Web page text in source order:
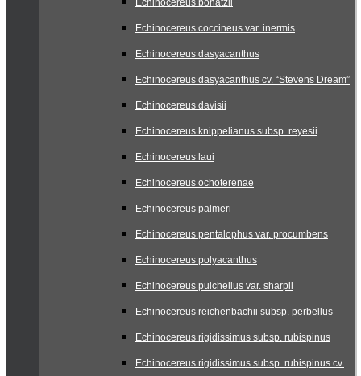
Echinocereus bonatzii
Echinocereus coccineus var. inermis
Echinocereus dasyacanthus
Echinocereus dasyacanthus cv. “Stevens Dream”
Echinocereus davisii
Echinocereus knippelianus subsp. reyesii
Echinocereus laui
Echinocereus ochoterenae
Echinocereus palmeri
Echinocereus pentalophus var. procumbens
Echinocereus polyacanthus
Echinocereus pulchellus var. sharpii
Echinocereus reichenbachii subsp. perbellus
Echinocereus rigidissimus subsp. rubispinus
Echinocereus rigidissimus subsp. rubispinus cv.